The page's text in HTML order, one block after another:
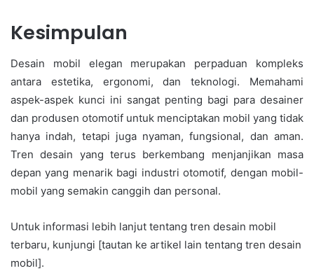
Kesimpulan
Desain mobil elegan merupakan perpaduan kompleks
antara estetika, ergonomi, dan teknologi. Memahami
aspek-aspek kunci ini sangat penting bagi para desainer
dan produsen otomotif untuk menciptakan mobil yang tidak
hanya indah, tetapi juga nyaman, fungsional, dan aman.
Tren desain yang terus berkembang menjanjikan masa
depan yang menarik bagi industri otomotif, dengan mobil-
mobil yang semakin canggih dan personal.
Untuk informasi lebih lanjut tentang tren desain mobil
terbaru, kunjungi [tautan ke artikel lain tentang tren desain
mobil].